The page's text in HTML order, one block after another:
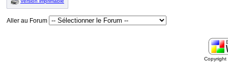
Aller au Forum